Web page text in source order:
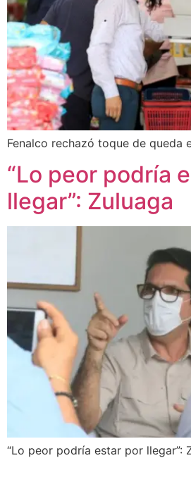
Fenalco rechazó toque de queda
“Lo peor podría
llegar”: Zuluaga
“Lo peor podría estar por llegar”: